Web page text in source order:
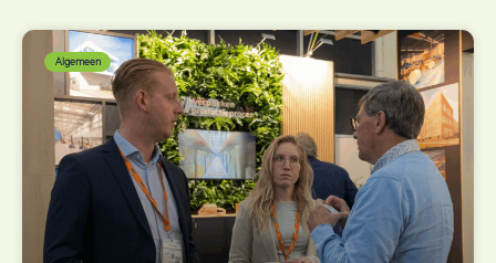
Algemeen